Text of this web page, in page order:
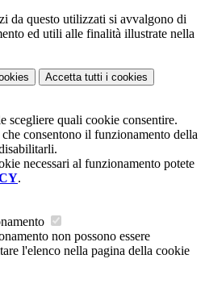
da questo utilizzati si avvalgono di
ed utili alle finalità illustrate nella
Accetta tutti i cookies
scegliere quali cookie consentire.
consentono il funzionamento della
necessari al funzionamento potete
.
non possono essere
l'elenco nella pagina della cookie